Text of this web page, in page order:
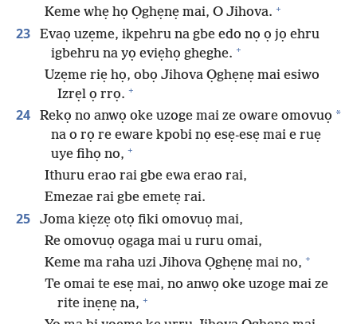
Keme whẹ họ Ọghẹnẹ mai, O Jihova. +
23
Evaọ uzẹme, ikpehru na gbe edo nọ ọ jọ ehru
igbehru na yọ eviẹhọ gheghe. +
Uzẹme riẹ họ, obọ Jihova Ọghẹnẹ mai esiwo
Izrẹl ọ rrọ. +
24 Rekọ no anwọ oke uzoge mai ze oware omovuọ *
na o rọ re eware kpobi nọ esẹ-esẹ mai e ruẹ
uye fihọ no, +
Ithuru erao rai gbe ewa erao rai,
Emezae rai gbe emetẹ rai.
25
Joma kiẹzẹ otọ fiki omovuọ mai,
Re omovuọ ogaga mai u ruru omai,
Keme ma raha uzi Jihova Ọghẹnẹ mai no, +
Te omai te esẹ mai, no anwọ oke uzoge mai ze
rite inẹnẹ na, +